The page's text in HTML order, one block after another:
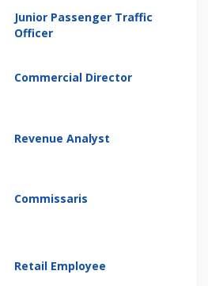
Junior Passenger Traffic
Officer
Commercial Director
Revenue Analyst
Commissaris
Retail Employee